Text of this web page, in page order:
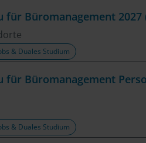
für Büromanagement
& Duales Studium
für Büromanagement
& Duales Studium